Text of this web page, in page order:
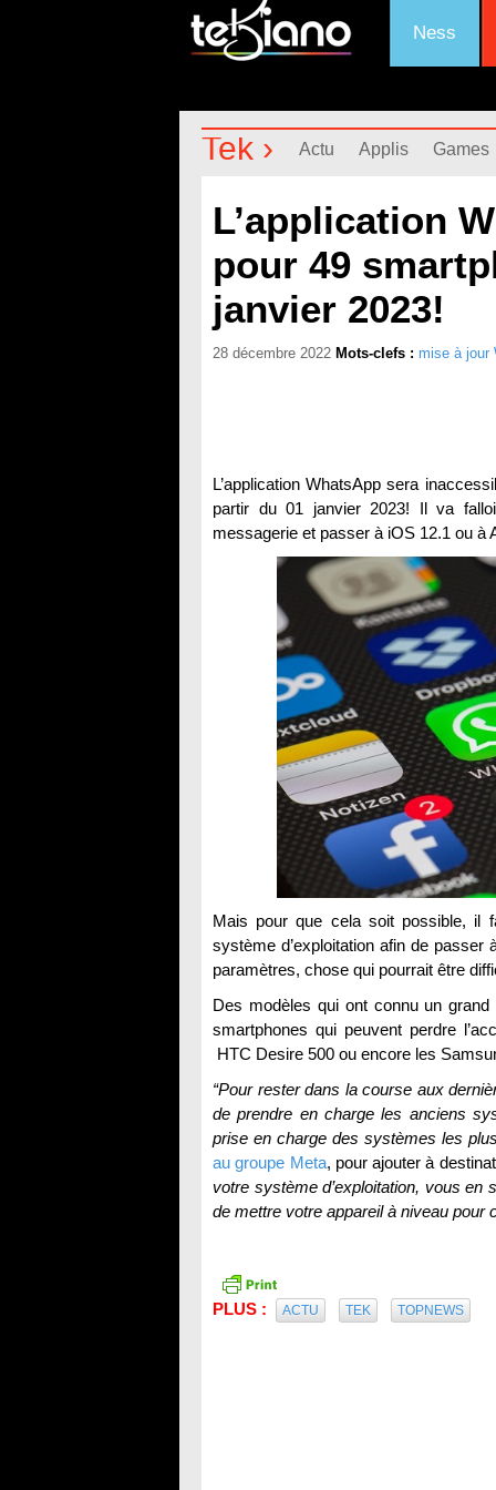
Ness
Tek › Actu Applis Games
L’application
pour 49
janvier 2023!
28 décembre 2022 Mots-clefs : mise à jour
L’application WhatsApp sera
partir du 01 janvier 2023! Il va
messagerie et passer à iOS 12.1 ou à
Mais pour que cela soit possible, il
système d’exploitation afin de
paramètres, chose qui pourrait être
Des modèles qui ont connu un
smartphones qui peuvent perdre
HTC Desire 500 ou encore les
“Pour rester dans la course aux
de prendre en charge les anciens
prise en charge des systèmes les
au groupe Meta, pour ajouter à
votre système d’exploitation, vous
de mettre votre appareil à niveau pour
PLUS : ACTU TEK TOPNEWS